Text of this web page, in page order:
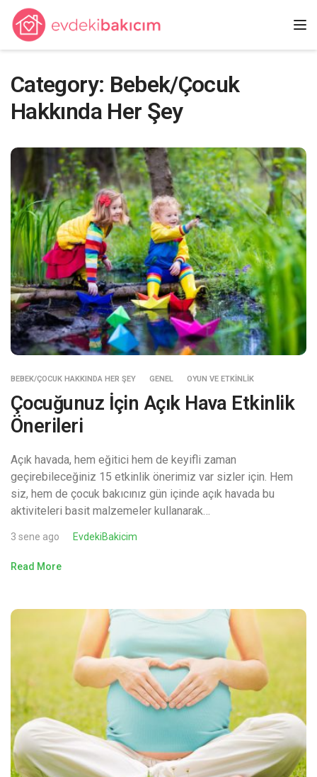
Category: Bebek/Çocuk
Hakkında Her Şey
BEBEK/ÇOCUK HAKKINDA HER ŞEY GENEL OYUN VE ETKINLIK
Çocuğunuz İçin Açık Hava Etkinlik
Önerileri
Açık havada, hem eğitici hem de keyifli zaman
geçirebileceğiniz 15 etkinlik önerimiz var sizler için. Hem
siz, hem de çocuk bakıcınız gün içinde açık havada bu
aktiviteleri basit malzemeler kullanarak…
3 sene ago EvdekiBakicim
Read More